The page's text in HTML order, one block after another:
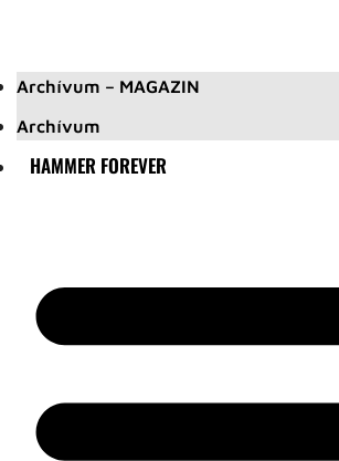
Archívum – MAGAZIN
Archívum
HAMMER FOREVER